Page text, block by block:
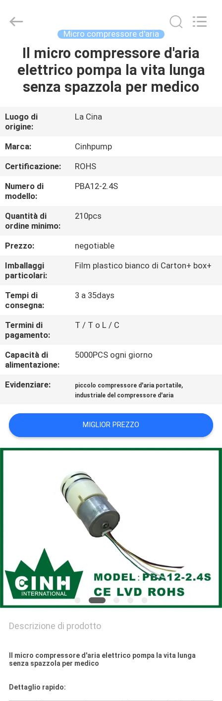
CASA
PRODOTTI
CIRCA
NOI
GIRO
DELLA
FABBRICA
CONTROLLO
DI
QUALITÀ
CONTATTICI
NOTIZIE
MAPPA
SITO
PRIVACY
POLICY
group
co.,limited.
Micro compressore d'aria
Il micro compressore d'aria
elettrico pompa la vita lunga
senza spazzola per medico
Luogo di
origine:
La Cina
Marca:
Cinhpump
Certificazione:
ROHS
Numero di
modello:
PBA12-2.4S
Quantità di
ordine minimo:
210pcs
Prezzo:
negotiable
Imballaggi
particolari:
Film plastico bianco di Carton+ box+
Tempi di
consegna:
3 a 35days
Termini di
pagamento:
T / T o L / C
Capacità di
alimentazione:
5000PCS ogni giorno
Evidenziare: piccolo compressore d'aria portatile,
industriale del compressore d'aria
MIGLIOR PREZZO
Descrizione di prodotto
Il micro compressore d'aria elettrico pompa la vita lunga
senza spazzola per medico
Dettaglio rapido: